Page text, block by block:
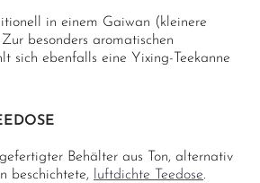
in einem Gaiwan (kleinere
besonders aromatischen
sich ebenfalls eine Yixing-Teekanne
Behälter aus Ton, alternativ
beschichtete,
luftdichte Teedose.